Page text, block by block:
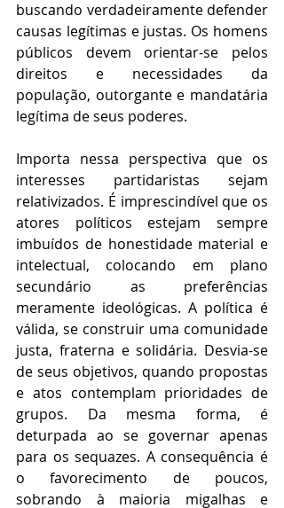
buscando verdadeiramente defender
causas legítimas e justas. Os homens
públicos devem orientar-se pelos
direitos e necessidades da
população, outorgante e mandatária
legítima de seus poderes.
Importa nessa perspectiva que os
interesses partidaristas sejam
relativizados. É imprescindível que os
atores políticos estejam sempre
imbuídos de honestidade material e
intelectual, colocando em plano
secundário as preferências
meramente ideológicas. A política é
válida, se construir uma comunidade
justa, fraterna e solidária. Desvia-se
de seus objetivos, quando propostas
e atos contemplam prioridades de
grupos. Da mesma forma, é
deturpada ao se governar apenas
para os sequazes. A consequência é
o favorecimento de poucos,
sobrando à maioria migalhas e